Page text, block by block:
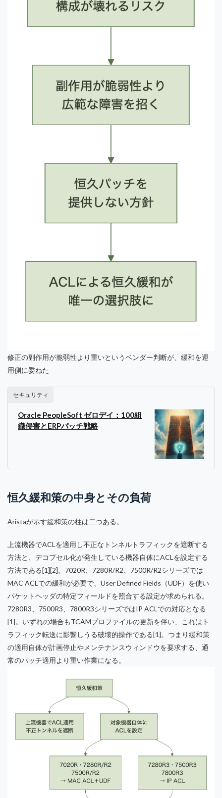
修正の副作用が脆弱性より重いというベンダー判断が、緩和を運
用側に委ねた
セキュリティ
Oracle PeopleSoft ゼロデイ：100組
織侵害とERPパッチ戦略
恒久緩和策の中身とその負荷
Aristaが示す緩和策の柱は二つある。
上流機器でACLを適用し不正なトンネルトラフィックを遮断する
方法と、デコプセル化が発生している機器自体にACLを設定する
方法である[1][2]。7020R、7280R/R2、7500R/R2シリーズでは
MAC ACLでの緩和が必要で、User Defined Fields（UDF）を使い
パケットヘッダの特定フィールドを照合する設定が求められる。
7280R3、7500R3、7800R3シリーズではIP ACLでの対応となる
[1]。いずれの場合もTCAMプロファイルの更新を伴い、これはト
ラフィック転送に影響しうる破壊的操作である[1]。つまり緩和策
の適用自体が計画停止やメンテナンスウィンドウを要求する、通
常のパッチ適用より重い作業になる。